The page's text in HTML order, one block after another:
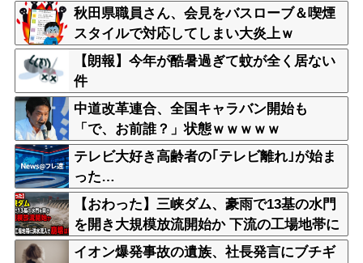
秋田県職員さん、会見をバスローブ＆喫煙
スタイルで対応してしまい大炎上ｗ
【朗報】今年が酷暑過ぎて蚊が全く居ない
件
中道改革連合、全国キャラバン開始も
「で、お前誰？」状態ｗｗｗｗｗ
テレビ大好き高齢者の｢テレビ離れ｣が始ま
った…
【おわった】三峡ダム、豪雨で13基の水門
を開き大規模放流開始か 下流の工場地帯に
洪水流入で崩壊はじまる
イオン爆発事故の遺族、社長発言にブチギ